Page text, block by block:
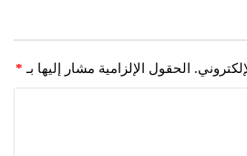
الحقول الإلزامية مشار إليها بـ *